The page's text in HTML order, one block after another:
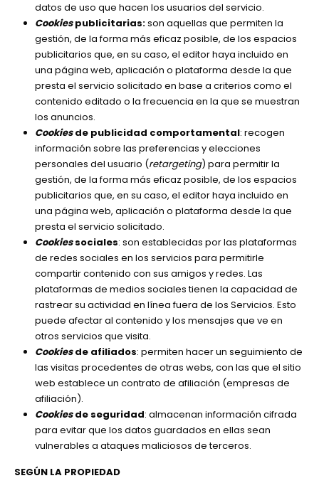
datos de uso que hacen los usuarios del servicio.
Cookiespublicitarias:son aquellas que permiten la
gestión, de la forma más eficaz posible, de los espacios
publicitarios que, en su caso, el editor haya incluido en
una página web, aplicación o plataforma desde la que
presta el servicio solicitado en base a criterios como el
contenido editado o la frecuencia en la que se muestran
los anuncios.
Cookiesde publicidad comportamental: recogen
información sobre las preferencias y elecciones
personales del usuario (retargeting) para permitir la
gestión, de la forma más eficaz posible, de los espacios
publicitarios que, en su caso, el editor haya incluido en
una página web, aplicación o plataforma desde la que
presta el servicio solicitado.
Cookiessociales: son establecidas por las plataformas
de redes sociales en los servicios para permitirle
compartir contenido con sus amigos y redes. Las
plataformas de medios sociales tienen la capacidad de
rastrear su actividad en línea fuera de los Servicios. Esto
puede afectar al contenido y los mensajes que ve en
otros servicios que visita.
Cookiesde afiliados: permiten hacer un seguimiento de
las visitas procedentes de otras webs, con las que el sitio
web establece un contrato de afiliación (empresas de
afiliación).
Cookiesde seguridad: almacenan información cifrada
para evitar que los datos guardados en ellas sean
vulnerables a ataques maliciosos de terceros.
SEGÚN LA PROPIEDAD